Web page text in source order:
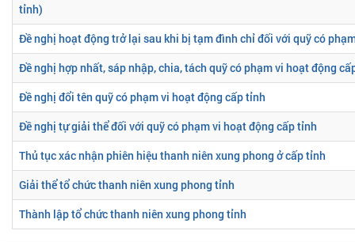
tỉnh)
Đề nghị hoạt động trở lại sau khi bị tạm đình chỉ đối với quỹ có
Đề nghị hợp nhất, sáp nhập, chia, tách quỹ có phạm vi hoạt động
Đề nghị đổi tên quỹ có phạm vi hoạt động cấp tỉnh
Đề nghị tự giải thể đối với quỹ có phạm vi hoạt động cấp tỉnh
Thủ tục xác nhận phiên hiệu thanh niên xung phong ở cấp tỉnh
Giải thể tổ chức thanh niên xung phong tỉnh
Thành lập tổ chức thanh niên xung phong tỉnh